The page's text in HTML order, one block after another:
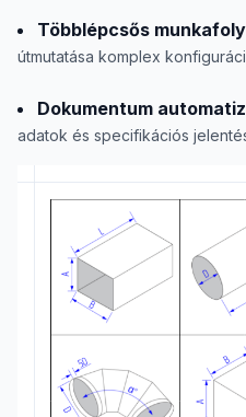
Többlépcsős
útmutatása komplex
Dokumentum
adatok és specifikációs